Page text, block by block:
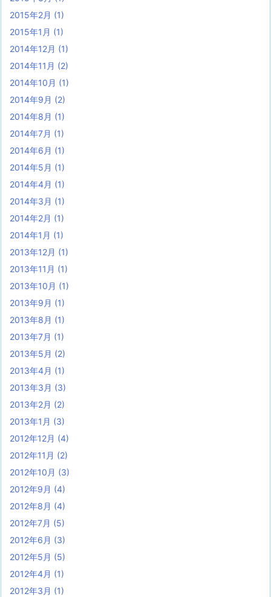
2015年2月 (1)
2015年1月 (1)
2014年12月 (1)
2014年11月 (2)
2014年10月 (1)
2014年9月 (2)
2014年8月 (1)
2014年7月 (1)
2014年6月 (1)
2014年5月 (1)
2014年4月 (1)
2014年3月 (1)
2014年2月 (1)
2014年1月 (1)
2013年12月 (1)
2013年11月 (1)
2013年10月 (1)
2013年9月 (1)
2013年8月 (1)
2013年7月 (1)
2013年5月 (2)
2013年4月 (1)
2013年3月 (3)
2013年2月 (2)
2013年1月 (3)
2012年12月 (4)
2012年11月 (2)
2012年10月 (3)
2012年9月 (4)
2012年8月 (4)
2012年7月 (5)
2012年6月 (3)
2012年5月 (5)
2012年4月 (1)
2012年3月 (1)